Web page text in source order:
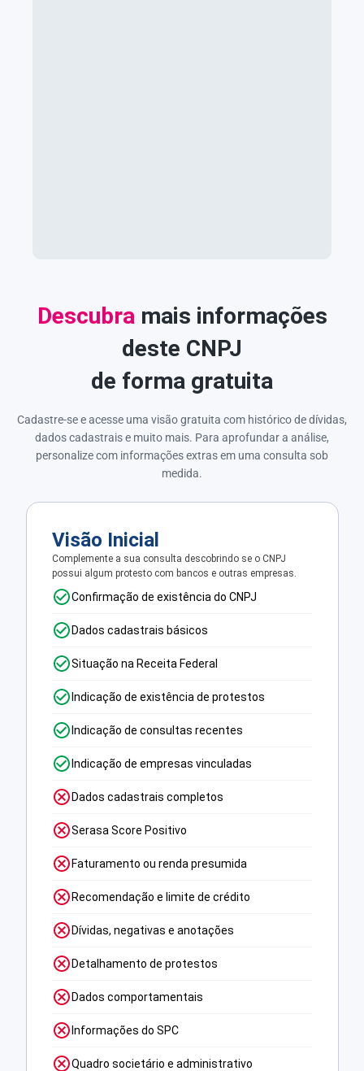
Descubramais informações
deste CNPJ
de forma gratuita
Cadastre-se e acesse uma visão gratuita com histórico de dívidas,
dados cadastrais e muito mais. Para aprofundar a análise,
personalize com informações extras em uma consulta sob
medida.
Visão Inicial
Complemente a sua consulta descobrindo se o CNPJ
possui algum protesto com bancos e outras empresas.
Confirmação de existência do CNPJ
Dados cadastrais básicos
Situação na Receita Federal
Indicação de existência de protestos
Indicação de consultas recentes
Indicação de empresas vinculadas
Dados cadastrais completos
Serasa Score Positivo
Faturamento ou renda presumida
Recomendação e limite de crédito
Dívidas, negativas e anotações
Detalhamento de protestos
Dados comportamentais
Informações do SPC
Quadro societário e administrativo